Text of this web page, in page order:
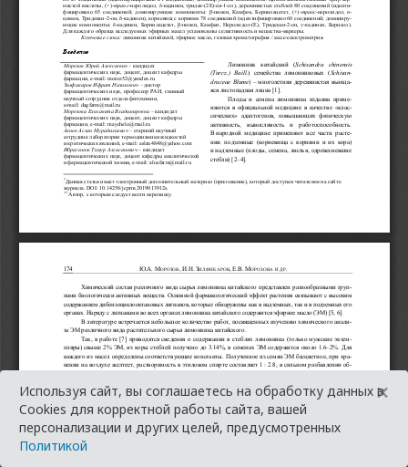
Используя сайт, вы соглашаетесь на обработку данных в
Cookies для корректной работы сайта, вашей
персонализации и других целей, предусмотренных
Политикой
×